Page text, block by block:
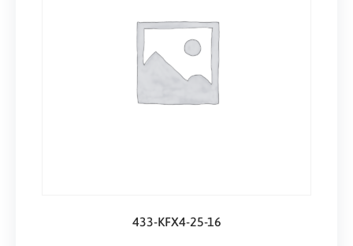
433-KFX4-25-16